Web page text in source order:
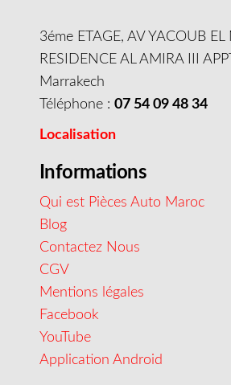
3éme ETAGE, AV YACOUB
RESIDENCE AL AMIRA III
Marrakech
Téléphone : 07 54 09 48 34
Localisation
Informations
Qui est Pièces Auto Maroc
Blog
Contactez Nous
CGV
Mentions légales
Facebook
YouTube
Application Android